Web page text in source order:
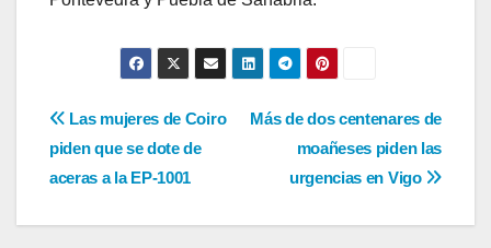
Navegación
de
entradas
Más de dos centenares de
moañeses piden las
urgencias en Vigo
Las mujeres de Coiro
piden que se dote de
aceras a la EP-1001